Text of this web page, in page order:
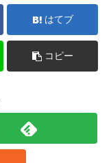
はてブ
コピー